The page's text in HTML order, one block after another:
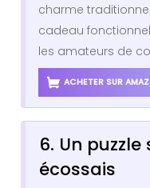
charme
cadeau
les amateurs de
ACHETER SUR
6. Un
écossais